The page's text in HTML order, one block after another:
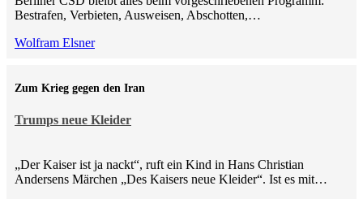
Bestrafen, Verbieten, Ausweisen, Abschotten,…
Wolfram Elsner
Trumps neue Kleider
Zum Krieg gegen den Iran
„Der Kaiser ist ja nackt“, ruft ein Kind in Hans Christian
Andersens Märchen „Des Kaisers neue Kleider“. Ist es mit…